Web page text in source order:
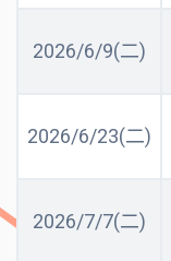
2026/6/9(二)
2026/6/23(二)
2026/7/7(二)